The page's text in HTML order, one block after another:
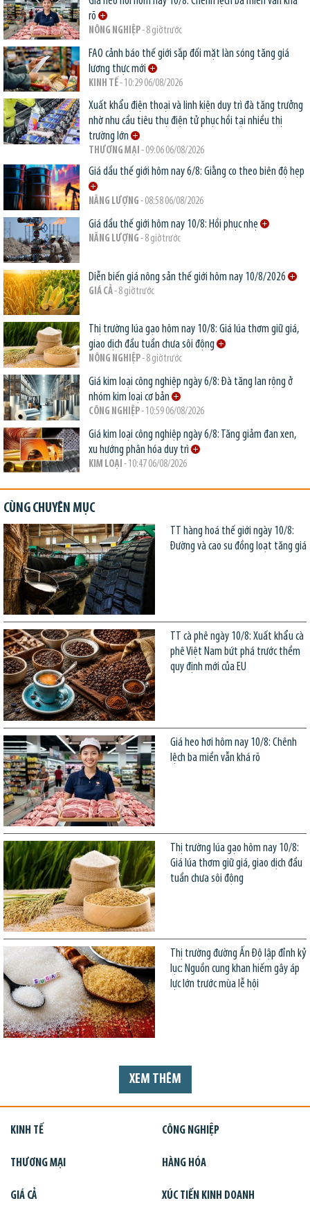
rõ
NÔNG NGHIỆP- 8 giờ trước
FAO cảnh báo thế giới sắp đối mặt làn sóng tăng giá
lương thực mới
KINH TẾ- 10:29 06/08/2026
Xuất khẩu điện thoại và linh kiện duy trì đà tăng trưởng
nhờ nhu cầu tiêu thụ điện tử phục hồi tại nhiều thị
trường lớn
THƯƠNG MẠI - 09:06 06/08/2026
Giá dầu thế giới hôm nay 6/8: Giằng co theo biên độ hẹp
NĂNG LƯỢNG - 08:58 06/08/2026
Giá dầu thế giới hôm nay 10/8: Hồi phục nhẹ
NĂNG LƯỢNG - 8 giờ trước
Diễn biến giá nông sản thế giới hôm nay 10/8/2026
GIÁ CẢ- 8 giờ trước
Thị trường lúa gạo hôm nay 10/8: Giá lúa thơm giữ giá,
giao dịch đầu tuần chưa sôi động
NÔNG NGHIỆP- 8 giờ trước
Giá kim loại công nghiệp ngày 6/8: Đà tăng lan rộng ở
nhóm kim loại cơ bản
CÔNG NGHIỆP- 10:59 06/08/2026
Giá kim loại công nghiệp ngày 6/8: Tăng giảm đan xen,
xu hướng phân hóa duy trì
KIM LOẠI - 10:47 06/08/2026
CÙNG CHUYÊN MỤC
TT hàng hoá thế giới ngày 10/8:
Đường và cao su đồng loạt tăng giá
TT cà phê ngày 10/8: Xuất khẩu cà
phê Việt Nam bứt phá trước thềm
quy định mới của EU
Giá heo hơi hôm nay 10/8: Chênh
lệch ba miền vẫn khá rõ
Thị trường lúa gạo hôm nay 10/8:
Giá lúa thơm giữ giá, giao dịch đầu
tuần chưa sôi động
Thị trường đường Ấn Độ lập đỉnh kỷ
lục: Nguồn cung khan hiếm gây áp
lực lớn trước mùa lễ hội
XEM THÊM
KINH TẾ CÔNG NGHIỆP
THƯƠNG MẠI HÀNG HÓA
GIÁ CẢ XÚC TIẾN KINH DOANH